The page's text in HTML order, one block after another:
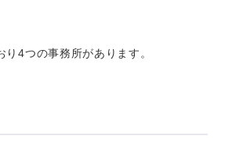
4つの事務所があります。